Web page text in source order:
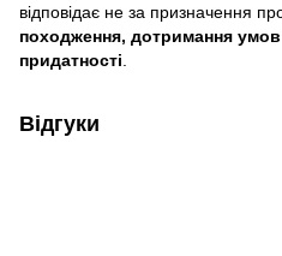
відповідає не за призначення
походження, дотримання умов
придатності
Відгуки